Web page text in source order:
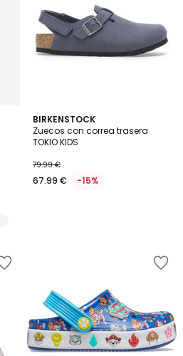
BIRKENSTOCK
Zuecos con correa trasera
TOKIO KIDS
79.99 €
67.99 € -15%